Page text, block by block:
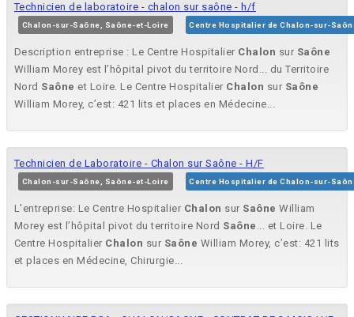
Technicien de laboratoire - chalon sur saône - h/f
Chalon-sur-Saône, Saône-et-Loire Centre Hospitalier de Chalon-sur-
Description entreprise : Le Centre Hospitalier Chalon sur Saône
William Morey est l’hôpital pivot du territoire Nord... du Territoire
Nord Saône et Loire. Le Centre Hospitalier Chalon sur Saône
William Morey, c’est: 421 lits et places en Médecine...
Technicien de Laboratoire - Chalon sur Saône - H/F
Chalon-sur-Saône, Saône-et-Loire Centre Hospitalier de Chalon-sur-
L'entreprise: Le Centre Hospitalier Chalon sur Saône William
Morey est l’hôpital pivot du territoire Nord Saône ... et Loire. Le
Centre Hospitalier Chalon sur Saône William Morey, c’est: 421 lits
et places en Médecine, Chirurgie...